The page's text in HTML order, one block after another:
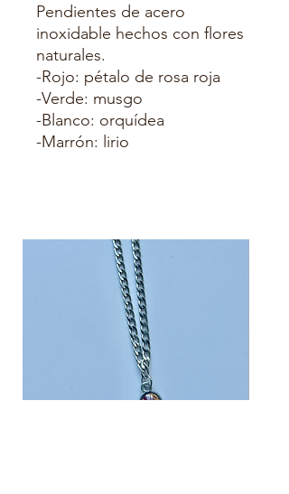
Pendientes de acero
inoxidable hechos con flores
naturales.
-Rojo: pétalo de rosa roja
-Verde: musgo
-Blanco: orquídea
-Marrón: lirio